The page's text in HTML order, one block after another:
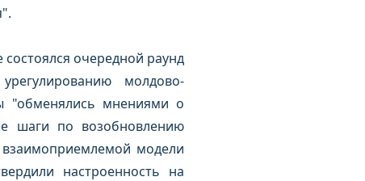
очередной раунд
молдово-
"обменялись мнениями о
шаги по возобновлению
модели
настроенность на